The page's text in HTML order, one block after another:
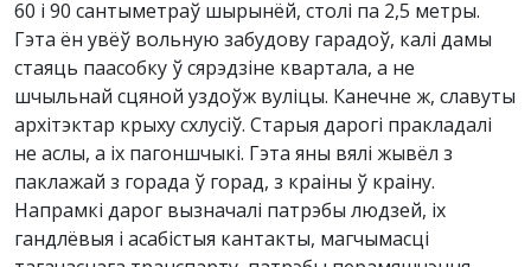
60 і 90 сантыметраў шырынёй, столі па 2,5 метры.
Гэта ён увёў вольную забудову гарадоў, калі дамы
стаяць паасобку ў сярэдзіне квартала, а не
шчыльнай сцяной уздоўж вуліцы. Канечне ж, славуты
архітэктар крыху схлусіў. Старыя дарогі пракладалі
не аслы, а іх пагоншчыкі. Гэта яны вялі жывёл з
паклажай з горада ў горад, з краіны ў краіну.
Напрамкі дарог вызначалі патрэбы людзей, іх
гандлёвыя і асабістыя кантакты, магчымасці